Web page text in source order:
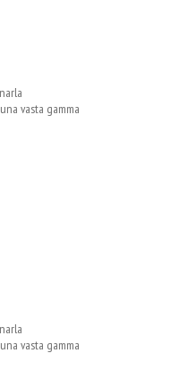
vasta gamma
vasta gamma